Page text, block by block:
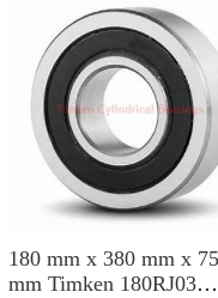
180 mm x 380 mm x 75
mm Timken 180RJ03